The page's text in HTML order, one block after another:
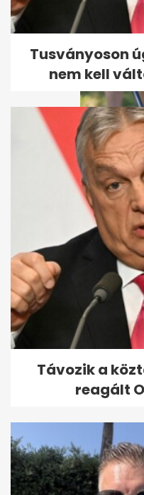
Udonis
vett az
Sárgul
Lehet,
Tusványoson
nem kell
Távozik a
reagált